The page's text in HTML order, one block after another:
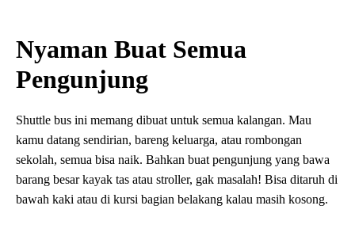
Nyaman Buat Semua
Pengunjung
Shuttle bus ini memang dibuat untuk semua kalangan. Mau
kamu datang sendirian, bareng keluarga, atau rombongan
sekolah, semua bisa naik. Bahkan buat pengunjung yang bawa
barang besar kayak tas atau stroller, gak masalah! Bisa ditaruh di
bawah kaki atau di kursi bagian belakang kalau masih kosong.